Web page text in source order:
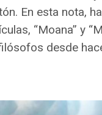
En esta nota,
“Moana” y
desde